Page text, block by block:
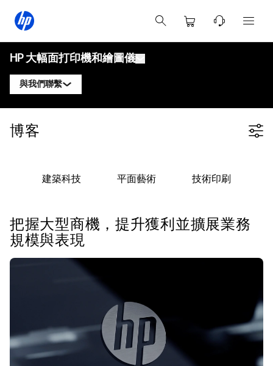
HP 大幅面打印機和繪圖儀
與我們聯繫
聯繫 HP DesignJet 專家
聯繫 HP Latex 專家
聯繫 PrintOS 專家
追蹤我們
HP DesignJet 技術繪圖儀
HP PageWide XL 打印機
HP Stitch 打印機
解決方案與服務
HP PrintOS 生產中心
安全性
部落格
網絡研討會
博客
Filter category
建築科技 平面藝術 技術印刷
把握大型商機，提升獲利並擴展業務
規模與表現